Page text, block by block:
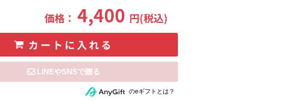
価格：4,400 円(税込)
カートに入れる
住所を知らない相手にeギフトで贈るのeギフトとは？